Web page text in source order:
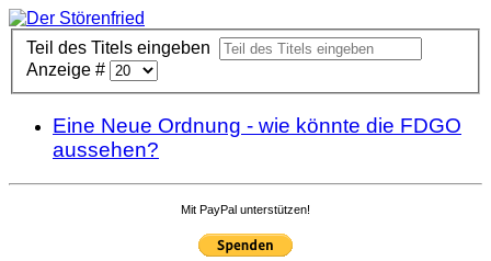
Teil des Titels eingeben
Anzeige #
Eine Neue Ordnung - wie könnte die FDGO
aussehen?
Mit PayPal unterstützen!